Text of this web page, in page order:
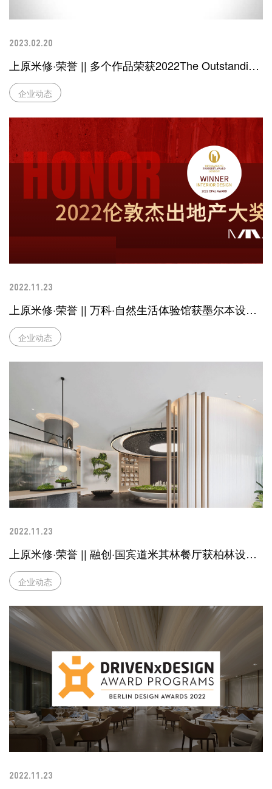
2023.02.20
上原米修·荣誉 || 多个作品荣获2022The Outstandin
g...
企业动态
2022.11.23
上原米修·荣誉 || 万科·自然生活体验馆获墨尔本设计
奖 银奖
企业动态
2022.11.23
上原米修·荣誉 || 融创·国宾道米其林餐厅获柏林设计
大奖银奖！
企业动态
2022.11.23